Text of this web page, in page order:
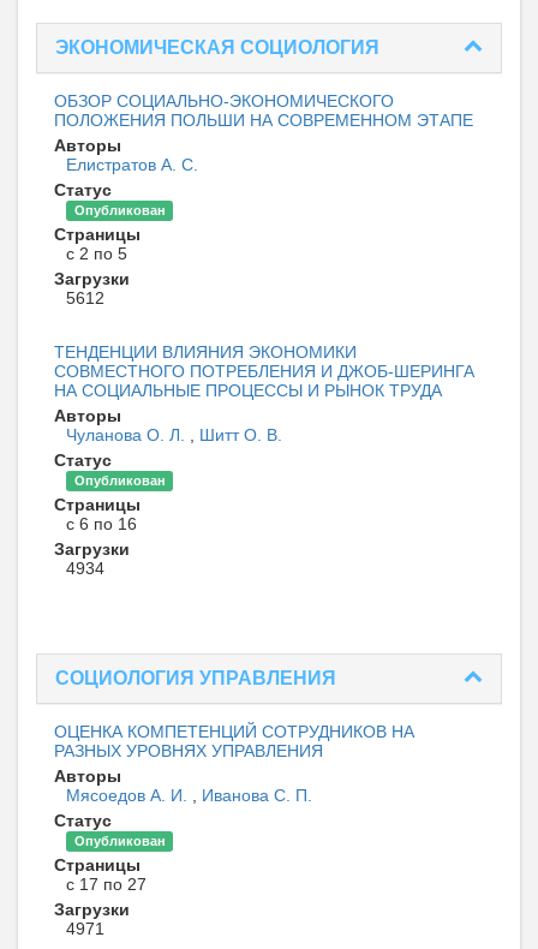
ЭКОНОМИЧЕСКАЯ СОЦИОЛОГИЯ
ОБЗОР СОЦИАЛЬНО-ЭКОНОМИЧЕСКОГО
ПОЛОЖЕНИЯ ПОЛЬШИ НА СОВРЕМЕННОМ ЭТАПЕ
Авторы
Елистратов А. С.
Статус
Опубликован
Страницы
с 2 по 5
Загрузки
5612
ТЕНДЕНЦИИ ВЛИЯНИЯ ЭКОНОМИКИ
СОВМЕСТНОГО ПОТРЕБЛЕНИЯ И ДЖОБ-ШЕРИНГА
НА СОЦИАЛЬНЫЕ ПРОЦЕССЫ И РЫНОК ТРУДА
Авторы
Чуланова О. Л.
Шитт О. В.
Статус
Опубликован
Страницы
с 6 по 16
Загрузки
4934
СОЦИОЛОГИЯ УПРАВЛЕНИЯ
ОЦЕНКА КОМПЕТЕНЦИЙ СОТРУДНИКОВ НА
РАЗНЫХ УРОВНЯХ УПРАВЛЕНИЯ
Авторы
Мясоедов А. И.
Иванова С. П.
Статус
Опубликован
Страницы
с 17 по 27
Загрузки
4971